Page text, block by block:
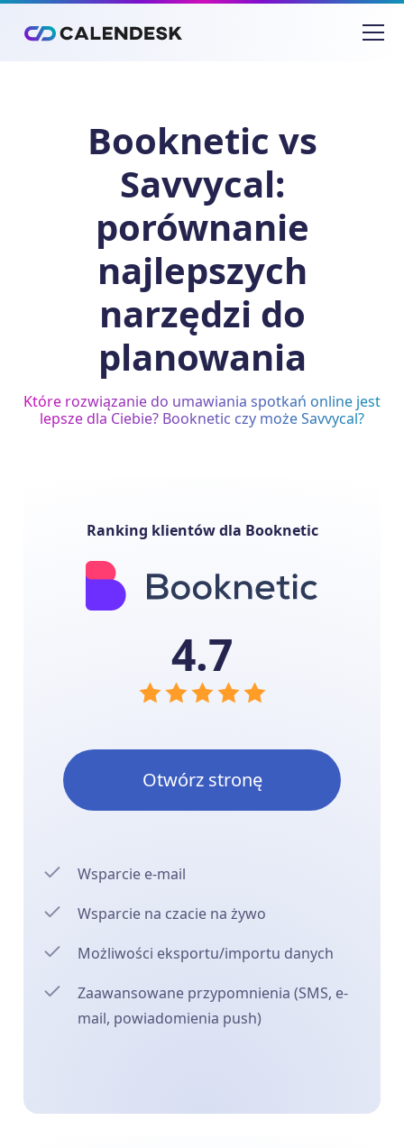
Booknetic vs
Savvycal:
porównanie
najlepszych
narzędzi do
planowania
Które rozwiązanie do umawiania spotkań online jest
lepsze dla Ciebie? Booknetic czy może Savvycal?
Ranking klientów dla Booknetic
4.7
Otwórz stronę
Wsparcie e-mail
Wsparcie na czacie na żywo
Możliwości eksportu/importu danych
Zaawansowane przypomnienia (SMS, e-
mail, powiadomienia push)